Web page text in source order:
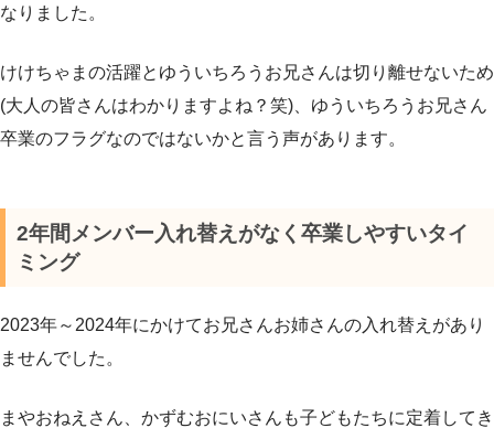
なりました。
けけちゃまの活躍とゆういちろうお兄さんは切り離せないため
(大人の皆さんはわかりますよね？笑)、ゆういちろうお兄さん
卒業のフラグなのではないかと言う声があります。
2年間メンバー入れ替えがなく卒業しやすいタイ
ミング
2023年～2024年にかけてお兄さんお姉さんの入れ替えがあり
ませんでした。
まやおねえさん、かずむおにいさんも子どもたちに定着してき